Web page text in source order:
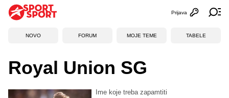
Otvori
Prijava
NOVO FORUM MOJE TEME TABELE
Royal Union SG
Ime koje treba zapamtiti